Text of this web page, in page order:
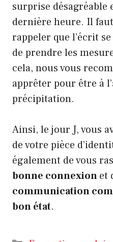
surprise
dernière heure. Il
rappeler que l’écrit
de prendre les
cela, nous vous
apprêter pour être à
précipitation.
Ainsi, le jour J, vous
de votre pièce
également de vous
bonne connexionet
communication
bon état.